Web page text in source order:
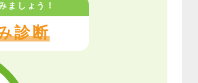
ましょう！
診断